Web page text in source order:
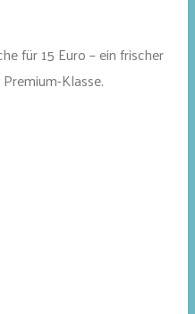
für 15 Euro – ein frischer
Klasse.